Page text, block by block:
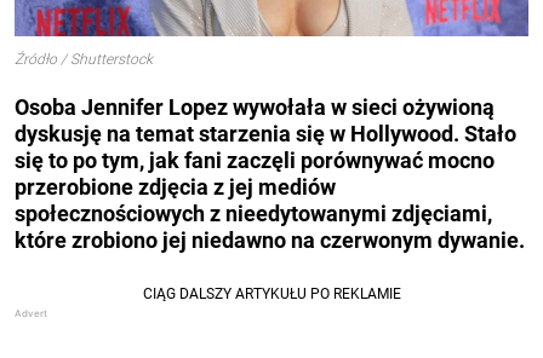
Źródło / Shutterstock
Osoba Jennifer Lopez wywołała w sieci ożywioną
dyskusję na temat starzenia się w Hollywood. Stało
się to po tym, jak fani zaczęli porównywać mocno
przerobione zdjęcia z jej mediów
społecznościowych z nieedytowanymi zdjęciami,
które zrobiono jej niedawno na czerwonym dywanie.